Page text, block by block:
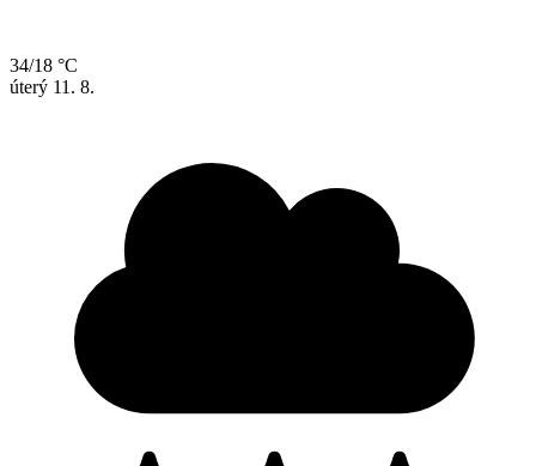
34/18 °C
úterý 11. 8.